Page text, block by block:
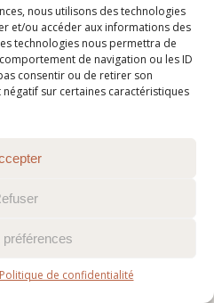
nous utilisons des technologies
et/ou accéder aux informations des
technologies nous permettra de
de navigation ou les ID
consentir ou de retirer son
sur certaines caractéristiques
préférences
de confidentialité